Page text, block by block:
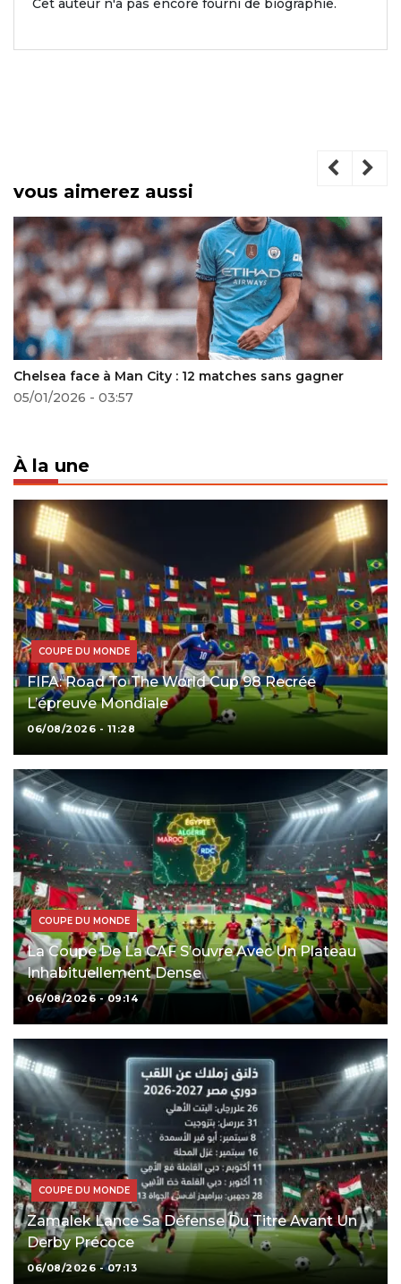
Cet auteur n'a pas encore fourni de biographie.
vous aimerez aussi
Chelsea face à Man City : 12 matches sans gagner
05/01/2026 - 03:57
À la une
COUPE DU MONDE
FIFA: Road To The World Cup 98 Recrée
L’épreuve Mondiale
06/08/2026 - 11:28
COUPE DU MONDE
La Coupe De La CAF S’ouvre Avec Un Plateau
Inhabituellement Dense
06/08/2026 - 09:14
COUPE DU MONDE
Zamalek Lance Sa Défense Du Titre Avant Un
Derby Précoce
06/08/2026 - 07:13